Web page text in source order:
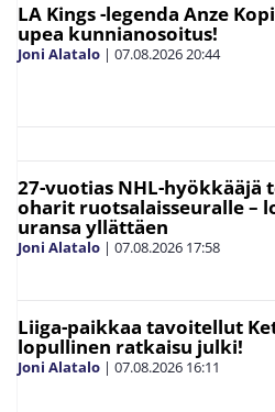
LA Kings -legenda Anze
upea kunnianosoitus!
Joni Alatalo | 07.08.202620:44
27-vuotias NHL-hyökkääjä
oharit ruotsalaisseuralle –
uransa yllättäen
Joni Alatalo | 07.08.2026 17:58
Liiga-paikkaa tavoitellut
lopullinen ratkaisu julki!
Joni Alatalo | 07.08.2026 16:11